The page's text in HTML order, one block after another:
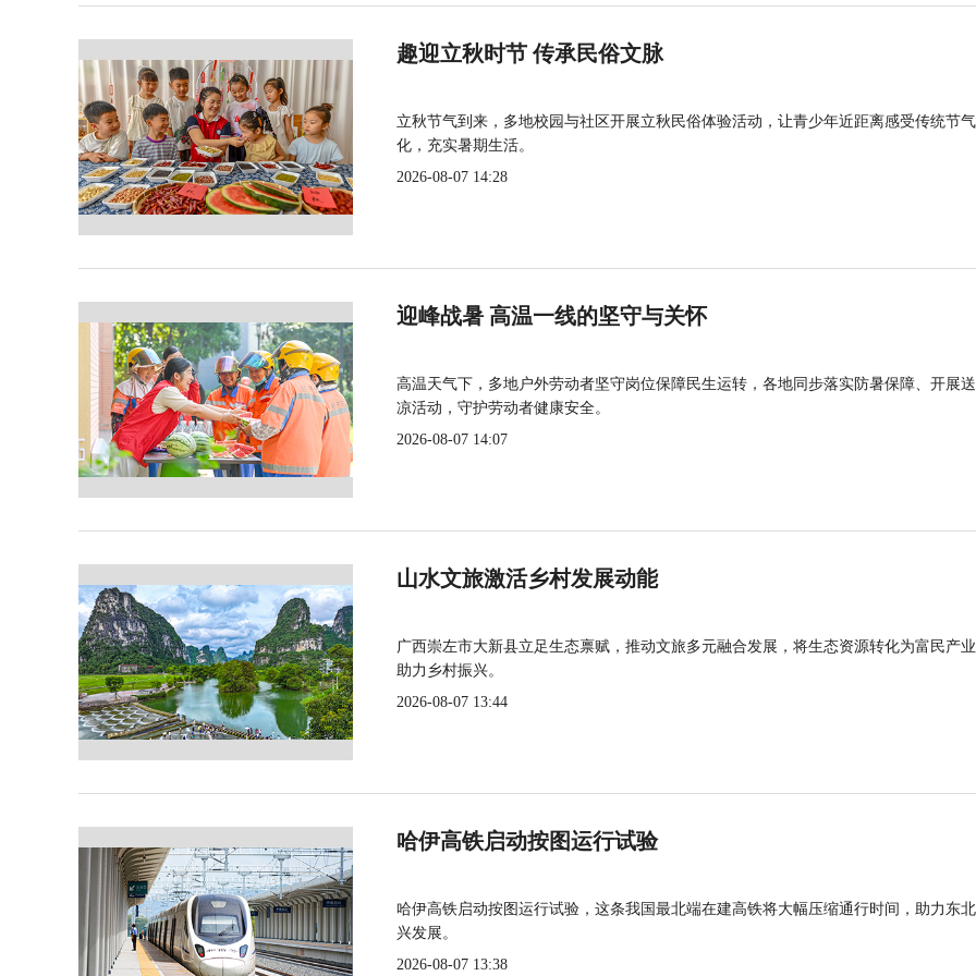
趣迎立秋时节 传承民俗文脉
立秋节气到来，多地校园与社区开展立秋民俗体验活动，让青少年近距离感受传统节
化，充实暑期生活。
2026-08-07 14:28
迎峰战暑 高温一线的坚守与关怀
高温天气下，多地户外劳动者坚守岗位保障民生运转，各地同步落实防暑保障、开展
凉活动，守护劳动者健康安全。
2026-08-07 14:07
山水文旅激活乡村发展动能
广西崇左市大新县立足生态禀赋，推动文旅多元融合发展，将生态资源转化为富民产
助力乡村振兴。
2026-08-07 13:44
哈伊高铁启动按图运行试验
哈伊高铁启动按图运行试验，这条我国最北端在建高铁将大幅压缩通行时间，助力东
兴发展。
2026-08-07 13:38